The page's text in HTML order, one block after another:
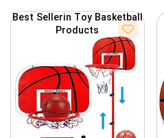
Best Sellerin Toy Basketball
Products